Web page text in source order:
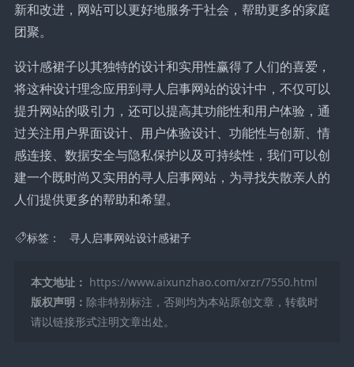
新和改进，网站可以更好地服务于社会，帮助更多的家庭
团聚。
设计感裙子以其独特的设计和实用性赢得了人们的喜爱，
将这种设计理念应用到寻人启事网站的设计中，不仅可以
提升网站的吸引力，还可以提高其功能性和用户体验，通
过关注用户界面设计、用户体验设计、功能性与创新、情
感连接、数据安全与隐私保护以及可持续性，我们可以创
建一个既时尚又实用的寻人启事网站，为寻找失散亲人的
人们提供更多的帮助和希望。
标签： 寻人启事网站设计感裙子
本文地址： https://www.aixunzhao.com/xrzr/7550.html
版权声明： 除非特别标注，否则均为本站原创文章，转载时
请以链接形式注明文章出处。